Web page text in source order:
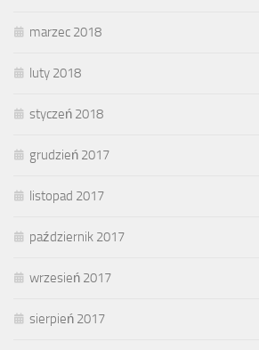
marzec 2018
luty 2018
styczeń 2018
grudzień 2017
listopad 2017
październik 2017
wrzesień 2017
sierpień 2017